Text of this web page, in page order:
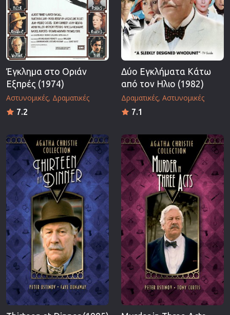
Έγκλημα στο Οριάν
Εξπρές (1974)
Αστυνομικές Δραματικές
7.2
Δύο Εγκλήματα Κάτω
από τον Ηλιο (1982)
Δραματικές Αστυνομικές
7.1